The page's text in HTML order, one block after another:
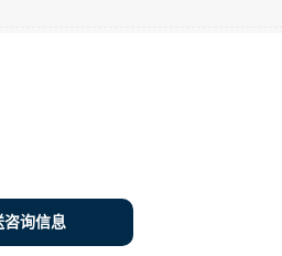
咨询信息